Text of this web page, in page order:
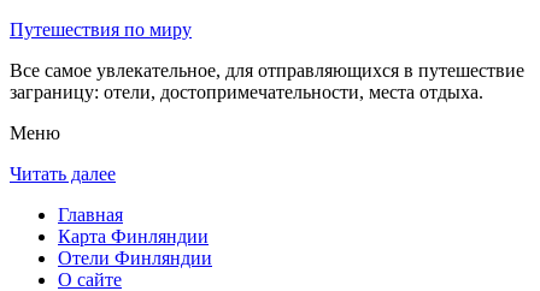
Путешествия по миру
Все самое увлекательное, для отправляющихся в путешествие
заграницу: отели, достопримечательности, места отдыха.
Меню
Читать далее
Главная
Карта Финляндии
Отели Финляндии
О сайте